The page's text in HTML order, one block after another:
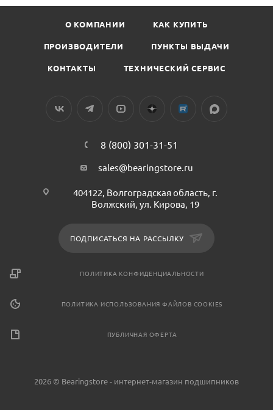
О КОМПАНИИ КАК КУПИТЬ
ПРОИЗВОДИТЕЛИ ПУНКТЫ ВЫДАЧИ
КОНТАКТЫ ТЕХНИЧЕСКИЙ СЕРВИС
8 (800) 301-31-51
sales@bearingstore.ru
404122, Волгоградская область, г.
Волжский, ул. Кирова, 19
ПОДПИСАТЬСЯ НА РАССЫЛКУ
ПОЛИТИКА КОНФИДЕНЦИАЛЬНОСТИ
ПОЛИТИКА ИСПОЛЬЗОВАНИЯ ФАЙЛОВ COOKIES
ПУБЛИЧНАЯ ОФЕРТА
2026 © Bearingstore - интернет-магазин подшипников